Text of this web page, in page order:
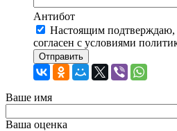
Антибот
Настоящим подтверждаю,
согласен с условиями
Отправить
Ваше имя
Ваша оценка